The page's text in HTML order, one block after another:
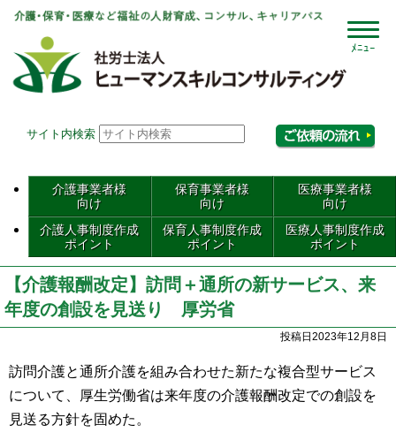
サイト内検索
介護事業者様
向け
保育事業者様
向け
医療事業者様
向け
介護人事制度作成
ポイント
保育人事制度作成
ポイント
医療人事制度作成
ポイント
【介護報酬改定】訪問＋通所の新サービス、来
年度の創設を見送り 厚労省
投稿日2023年12月8日
訪問介護と通所介護を組み合わせた新たな複合型サービス
について、厚生労働省は来年度の介護報酬改定での創設を
見送る方針を固めた。